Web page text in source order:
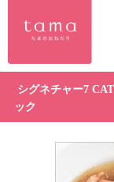
シグネチャー7
ック